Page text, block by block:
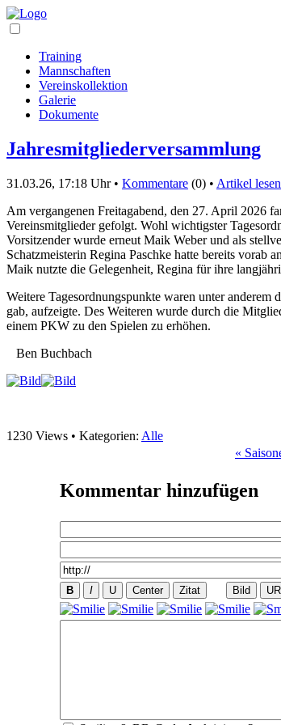
Training
Mannschaften
Vereinskollektion
Galerie
Dokumente
Jahresmitgliederversammlung
31.03.26, 17:18 Uhr • Kommentare (0) • Artikel lesen
Am vergangenen Freitagabend, den 27. April 2026
Vereinsmitglieder gefolgt. Wohl wichtigster
Vorsitzender wurde erneut Maik Weber und als
Schatzmeisterin Regina Paschke hatte bereits
Maik nutzte die Gelegenheit, Regina für ihre
Weitere Tagesordnungspunkte waren unter
gab, aufzeigte. Des Weiteren wurde durch die
einem PKW zu den Spielen zu erhöhen.
Ben Buchbach
1230 Views • Kategorien: Alle
«
Kommentar hinzufügen